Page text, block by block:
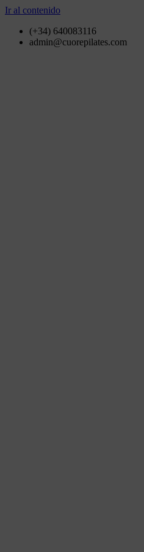
Ir al contenido
(+34) 640083116
admin@cuorepilates.com